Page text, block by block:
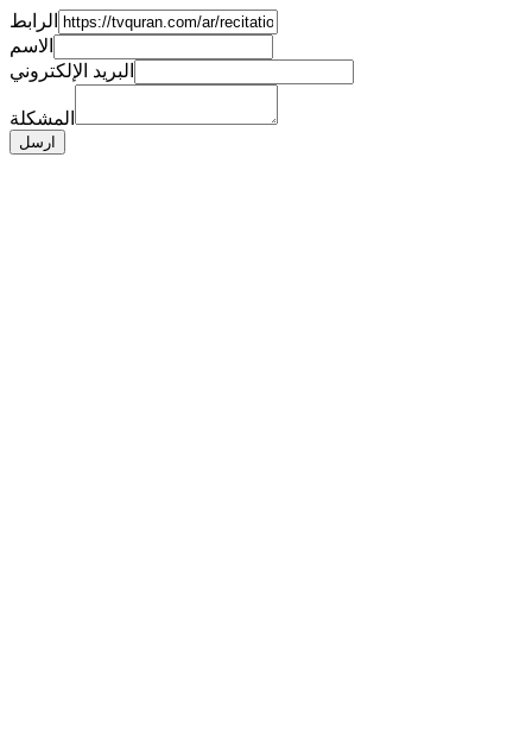
الرابط
الاسم
البريد الإلكتروني
المشكلة
ارسل